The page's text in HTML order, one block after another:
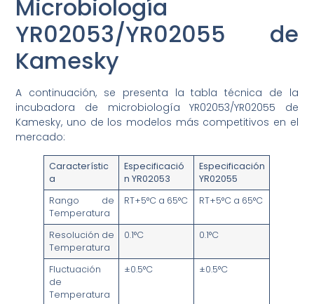
Microbiología
YR02053/YR02055 de
Kamesky
A continuación, se presenta la tabla técnica de la
incubadora de microbiología YR02053/YR02055 de
Kamesky, uno de los modelos más competitivos en el
mercado:
Característic
a
Especificació
n YR02053
Especificación
YR02055
Rango de
Temperatura
RT+5°C a 65°C RT+5°C a 65°C
Resolución de
Temperatura
0.1°C 0.1°C
Fluctuación
de
Temperatura
±0.5°C ±0.5°C